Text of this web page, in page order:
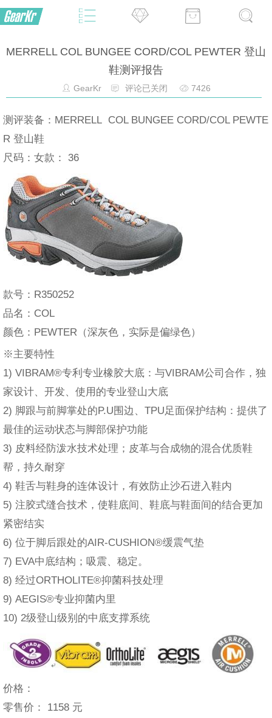
MERRELL COL BUNGEE CORD/COL PEWTER 登山
鞋测评报告
GearKr 评论已关闭 7426
测评装备：MERRELL COL BUNGEE CORD/COL PEWTE
R 登山鞋
尺码：女款： 36
款号：R350252
品名：COL
颜色：PEWTER（深灰色，实际是偏绿色）
※主要特性
1) VIBRAM®专利专业橡胶大底：与VIBRAM公司合作，独
家设计、开发、使用的专业登山大底
2) 脚跟与前脚掌处的P.U围边、TPU足面保护结构：提供了
最佳的运动状态与脚部保护功能
3) 皮料经防泼水技术处理；皮革与合成物的混合优质鞋
帮，持久耐穿
4) 鞋舌与鞋身的连体设计，有效防止沙石进入鞋内
5) 注胶式缝合技术，使鞋底间、鞋底与鞋面间的结合更加
紧密结实
6) 位于脚后跟处的AIR-CUSHION®缓震气垫
7) EVA中底结构；吸震、稳定。
8) 经过ORTHOLITE®抑菌科技处理
9) AEGIS®专业抑菌内里
10) 2级登山级别的中底支撑系统
价格：
零售价： 1158 元